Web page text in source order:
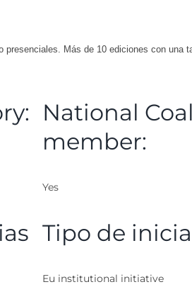
Más de 10 ediciones con una
National
member:
Yes
Tipo de
Eu institutional initiative